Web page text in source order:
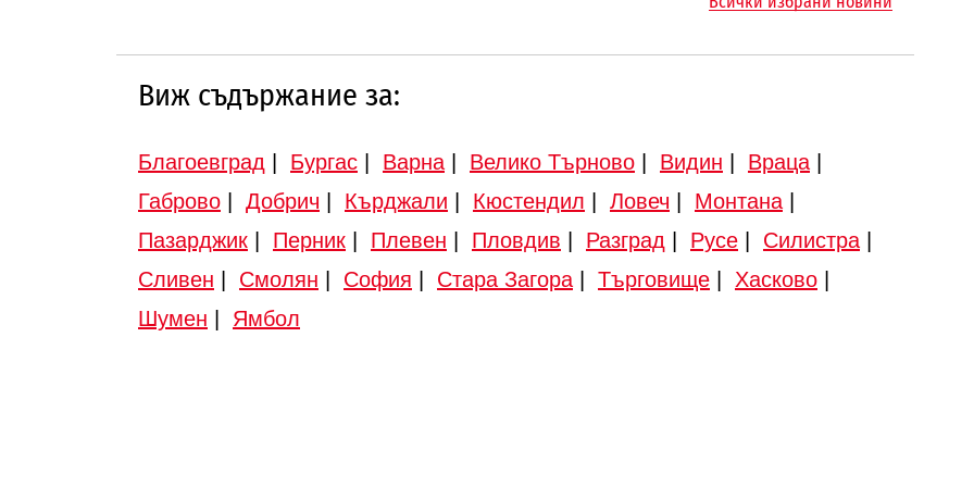
Виж съдържание за:
Благоевград Бургас Варна| Велико Търново Видин Враца|
Габрово
Добрич Кърджали Кюстендил Ловеч Монтана|
Пазарджик
Перник Плевен Пловдив Разград Русе Силистра|
Сливен
Смолян София Стара Загора| Търговище Хасково
Шумен
Ямбол